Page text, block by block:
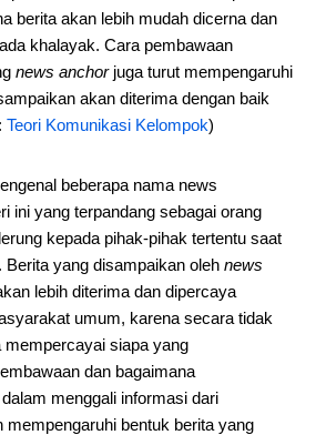
berita akan lebih mudah dicerna dan
khalayak. Cara pembawaan
news anchor juga turut mempengaruhi
akan diterima dengan baik
Teori Komunikasi Kelompok)
beberapa nama news
ini yang terpandang sebagai orang
kepada pihak-pihak tertentu saat
yang disampaikan oleh news
lebih diterima dan dipercaya
umum, karena secara tidak
mempercayai siapa yang
dan bagaimana
dalam menggali informasi dari
mempengaruhi bentuk berita yang